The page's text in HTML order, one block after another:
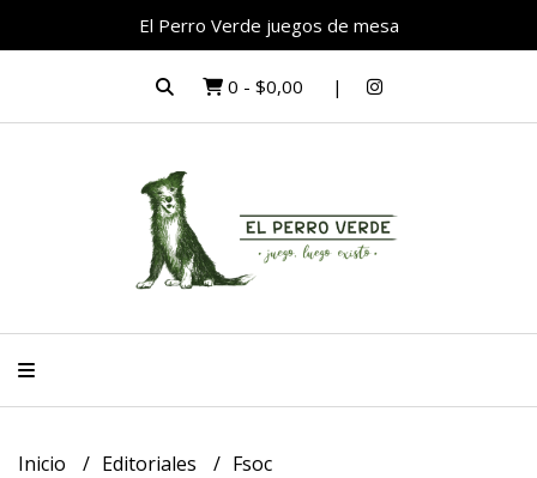
El Perro Verde juegos de mesa
0 - $0,00
Inicio Editoriales Fsoc